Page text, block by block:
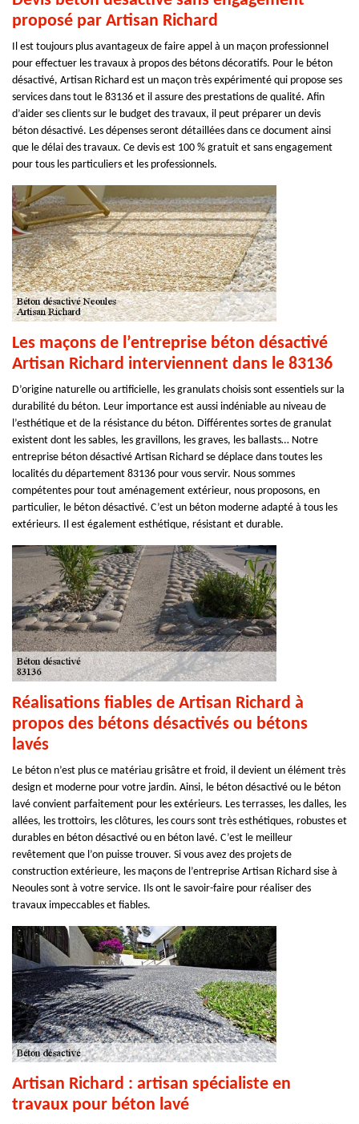
proposé par Artisan Richard
Il est toujours plus avantageux de faire appel à un maçon professionnel
pour effectuer les travaux à propos des bétons décoratifs. Pour le béton
désactivé, Artisan Richard est un maçon très expérimenté qui propose ses
services dans tout le 83136 et il assure des prestations de qualité. Afin
d’aider ses clients sur le budget des travaux, il peut préparer un devis
béton désactivé. Les dépenses seront détaillées dans ce document ainsi
que le délai des travaux. Ce devis est 100 % gratuit et sans engagement
pour tous les particuliers et les professionnels.
Les maçons de l’entreprise béton désactivé
Artisan Richard interviennent dans le 83136
D’origine naturelle ou artificielle, les granulats choisis sont essentiels sur la
durabilité du béton. Leur importance est aussi indéniable au niveau de
l’esthétique et de la résistance du béton. Différentes sortes de granulat
existent dont les sables, les gravillons, les graves, les ballasts… Notre
entreprise béton désactivé Artisan Richard se déplace dans toutes les
localités du département 83136 pour vous servir. Nous sommes
compétentes pour tout aménagement extérieur, nous proposons, en
particulier, le béton désactivé. C’est un béton moderne adapté à tous les
extérieurs. Il est également esthétique, résistant et durable.
Réalisations fiables de Artisan Richard à
propos des bétons désactivés ou bétons
lavés
Le béton n’est plus ce matériau grisâtre et froid, il devient un élément très
design et moderne pour votre jardin. Ainsi, le béton désactivé ou le béton
lavé convient parfaitement pour les extérieurs. Les terrasses, les dalles, les
allées, les trottoirs, les clôtures, les cours sont très esthétiques, robustes et
durables en béton désactivé ou en béton lavé. C’est le meilleur
revêtement que l’on puisse trouver. Si vous avez des projets de
construction extérieure, les maçons de l’entreprise Artisan Richard sise à
Neoules sont à votre service. Ils ont le savoir-faire pour réaliser des
travaux impeccables et fiables.
Artisan Richard : artisan spécialiste en
travaux pour béton lavé